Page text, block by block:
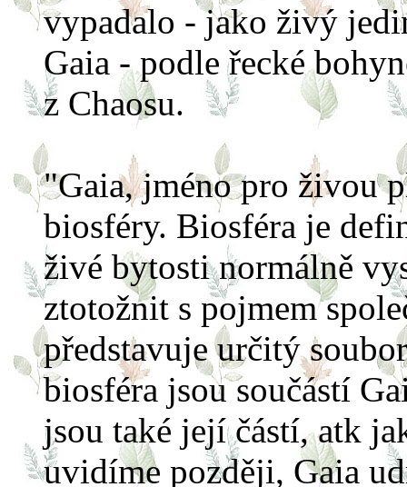
vypadalo - jako živý
Gaia - podle řecké
z Chaosu.
"Gaia, jméno pro živou
biosféry. Biosféra je
živé bytosti normálně
ztotožnit s pojmem
představuje určitý
biosféra jsou součástí
jsou také její částí, atk
uvidíme později, Gaia